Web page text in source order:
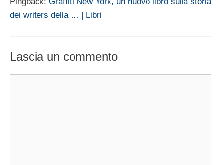
dei writers della … | Libri
Lascia un commento